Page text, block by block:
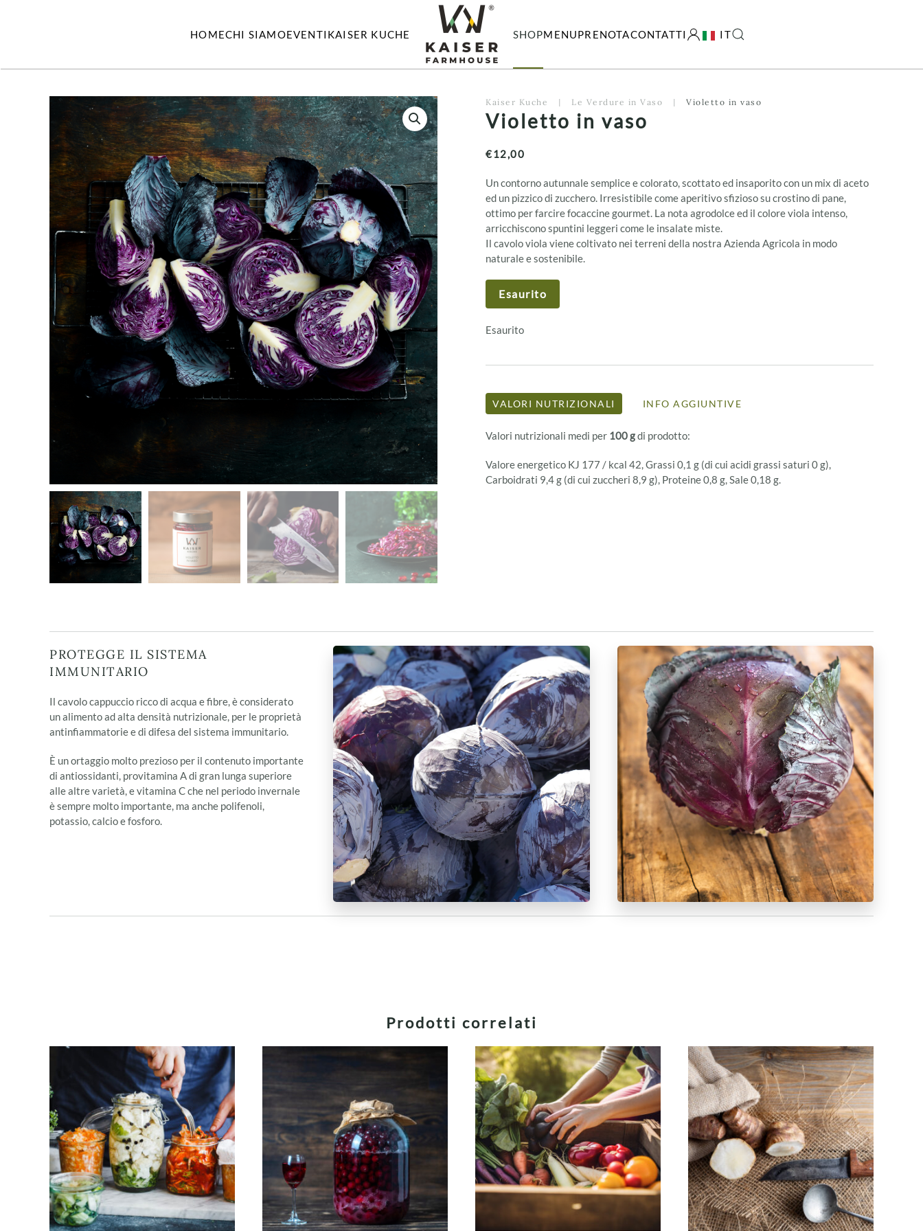
HOMECHI SIAMOEVENTI KAISER KUCHE SHOPMENUPRENOTACONTATTI IT
Kaiser Kuche Le Verdure in Vaso Violetto in vaso
Violetto in vaso
€12,00
Un contorno autunnale semplice e colorato, scottato ed insaporito con un mix di aceto
ed un pizzico di zucchero. Irresistibile come aperitivo sfizioso su crostino di pane,
ottimo per farcire focaccine gourmet. La nota agrodolce ed il colore viola intenso,
arricchiscono spuntini leggeri come le insalate miste.
Il cavolo viola viene coltivato nei terreni della nostra Azienda Agricola in modo
naturale e sostenibile.
Esaurito
Esaurito
VALORI NUTRIZIONALI INFO AGGIUNTIVE
Valori nutrizionali medi per 100 gdi prodotto:
Valore energetico KJ 177 / kcal 42, Grassi 0,1 g (di cui acidi grassi saturi 0 g),
Carboidrati 9,4 g (di cui zuccheri 8,9 g), Proteine 0,8 g, Sale 0,18 g.
PROTEGGE IL SISTEMA
IMMUNITARIO
Il cavolo cappuccio ricco di acqua e fibre, è considerato
un alimento ad alta densità nutrizionale, per le proprietà
antinfiammatorie e di difesa del sistema immunitario.
È un ortaggio molto prezioso per il contenuto importante
di antiossidanti, provitamina A di gran lunga superiore
alle altre varietà, e vitamina C che nel periodo invernale
è sempre molto importante, ma anche polifenoli,
potassio, calcio e fosforo.
Prodotti correlati